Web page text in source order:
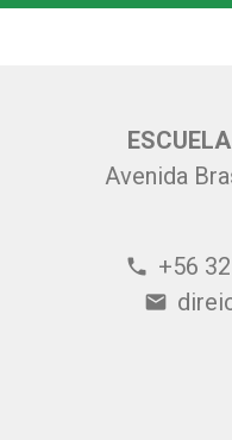
Avenida
phone +56
email